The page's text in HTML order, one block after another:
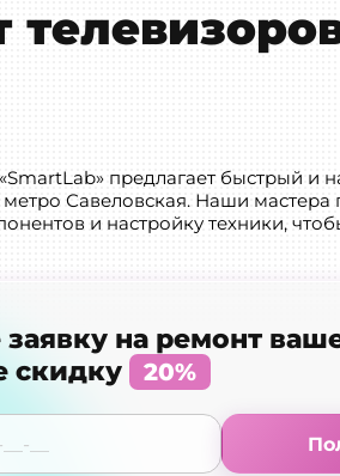
предлагает быстрый и
Савеловская. Наши мастера
и настройку техники,
заявку на ремонт
скидку
20%